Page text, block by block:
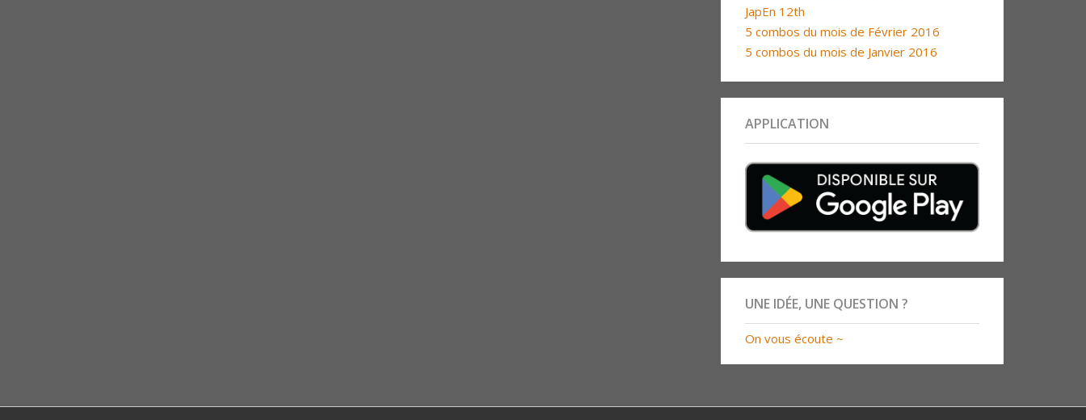
JapEn 12th
5 combos du mois de Février 2016
5 combos du mois de Janvier 2016
APPLICATION
UNE IDÉE, UNE QUESTION ?
On vous écoute ~